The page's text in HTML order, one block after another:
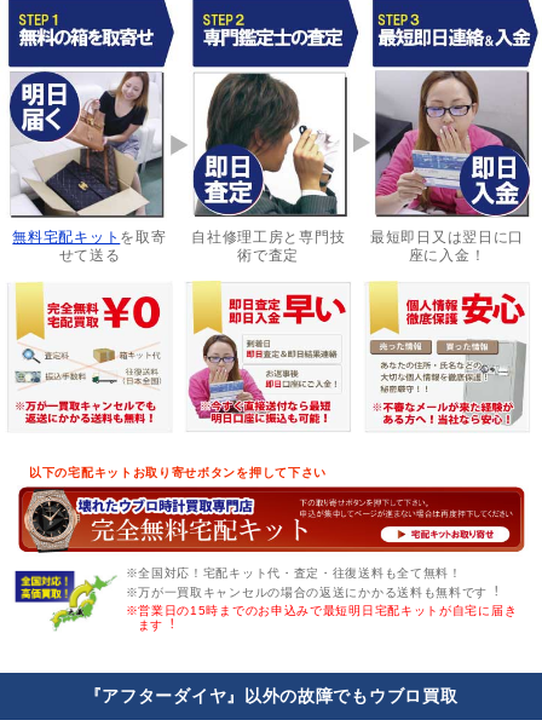
無料宅配キット を取寄
せて送る
自社修理工房と専門技
術で査定
最短即日又は翌日に口
座に入金！
以下の宅配キットお取り寄せボタンを押して下さい
※全国対応！宅配キット代・査定・往復送料も全て無料！
※万が一買取キャンセルの場合の返送にかかる送料も無料です︕
※営業日の15時までのお申込みで最短明日宅配キットが自宅に届き
ます︕
『アフターダイヤ』以外の故障でもウブロ買取